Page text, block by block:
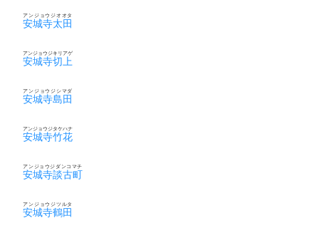
安城寺太田
アンジョウジオオタ
安城寺切上
アンジョウジキリアゲ
安城寺島田
アンジョウジシマダ
安城寺竹花
アンジョウジタケハナ
安城寺談古町
アンジョウジダンコマチ
安城寺鶴田
アンジョウジツルタ